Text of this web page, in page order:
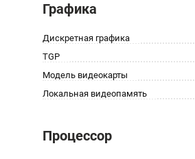
Графика
Дискретная графика
TGP
Модель видеокарты
Локальная видеопамять
Процессор